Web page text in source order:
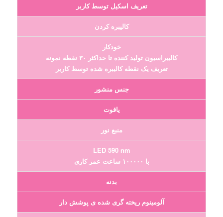
تعریف اسکیل توسط کاربر
کالیبره کردن
خودکار
کالیبراسیون تولید کننده تا حداکثر ۳۰ نقطه نمونه
تعریف یک نقطه کالیبره شده توسط کاربر
جنس منشور
یاقوت
منبع نور
LED 590 nm
با ۱۰۰۰۰۰ ساعت عمر کاری
بدنه
آلومینوم ریخته گری شده ی پوشش دار